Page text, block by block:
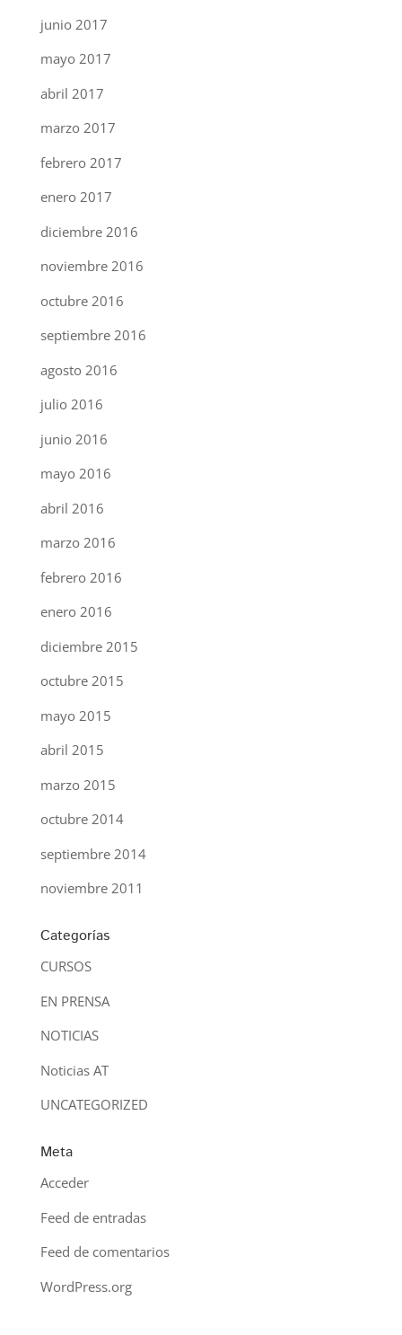
junio 2017
mayo 2017
abril 2017
marzo 2017
febrero 2017
enero 2017
diciembre 2016
noviembre 2016
octubre 2016
septiembre 2016
agosto 2016
julio 2016
junio 2016
mayo 2016
abril 2016
marzo 2016
febrero 2016
enero 2016
diciembre 2015
octubre 2015
mayo 2015
abril 2015
marzo 2015
octubre 2014
septiembre 2014
noviembre 2011
Categorías
CURSOS
EN PRENSA
NOTICIAS
Noticias AT
UNCATEGORIZED
Meta
Acceder
Feed de entradas
Feed de comentarios
WordPress.org